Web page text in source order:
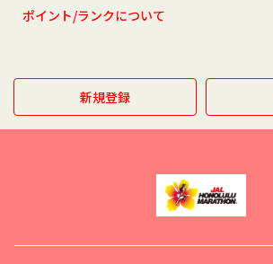
ポイント/ランクについて
新規登録